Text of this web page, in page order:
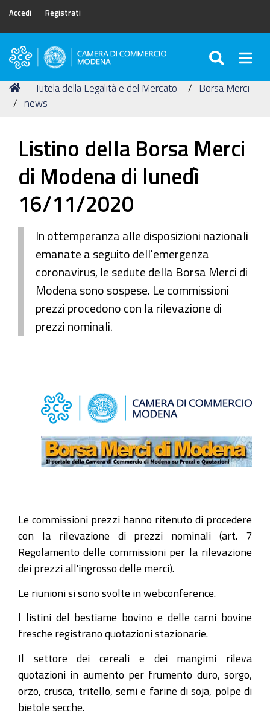
Accedi Registrati
Camera
Commercio
di
Tu
sei
Home
Tutela della Legalità e del Mercato
Borsa Merci
news
Listino della Borsa Merci
di Modena di lunedì
16/11/2020
In ottemperanza alle disposizioni nazionali
emanate a seguito dell'emergenza
coronavirus, le sedute della Borsa Merci di
Modena sono sospese. Le commissioni
prezzi procedono con la rilevazione di
prezzi nominali.
Le commissioni prezzi hanno ritenuto di procedere
con la rilevazione di prezzi nominali (art. 7
Regolamento delle commissioni per la rilevazione
dei prezzi all'ingrosso delle merci).
Le riunioni si sono svolte in webconference.
l listini del bestiame bovino e delle carni bovine
fresche registrano quotazioni stazionarie.
Il settore dei cereali e dei mangimi rileva
quotazioni in aumento per frumento duro, sorgo,
orzo, crusca, tritello, semi e farine di soja, polpe di
bietole secche.